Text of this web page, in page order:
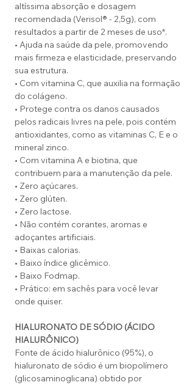
altíssima absorção e dosagem
recomendada (Verisol® - 2,5g), com
resultados a partir de 2 meses de uso*.
• Ajuda na saúde da pele, promovendo
mais firmeza e elasticidade, preservando
sua estrutura.
• Com vitamina C, que auxilia na formação
do colágeno.
• Protege contra os danos causados
pelos radicais livres na pele, pois contém
antioxidantes, como as vitaminas C, E e o
mineral zinco.
• Com vitamina A e biotina, que
contribuem para a manutenção da pele.
• Zero açúcares.
• Zero glúten.
• Zero lactose.
• Não contém corantes, aromas e
adoçantes artificiais.
• Baixas calorias.
• Baixo índice glicêmico.
• Baixo Fodmap.
• Prático: em sachês para você levar
onde quiser.
HIALURONATO DE SÓDIO (ÁCIDO
HIALURÔNICO)
Fonte de ácido hialurônico (95%), o
hialuronato de sódio é um biopolímero
(glicosaminoglicana) obtido por